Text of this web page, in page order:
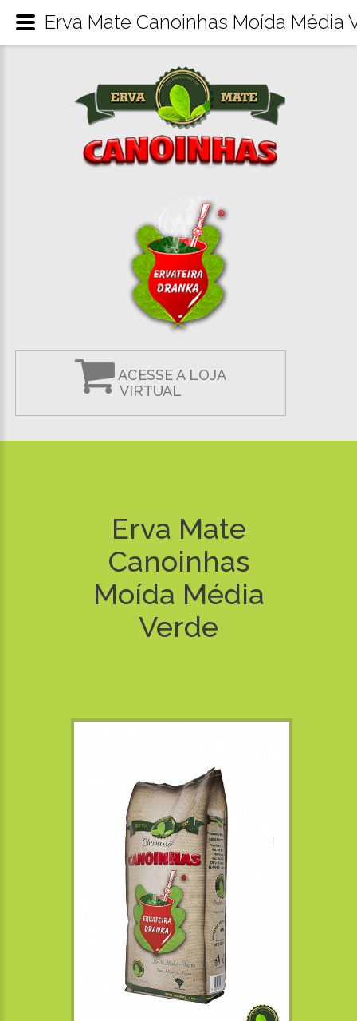
ACESSE A LOJA
VIRTUAL
Erva Mate
Canoinhas
Moída Média
Verde
Erva Mate Canoinhas Moída Média